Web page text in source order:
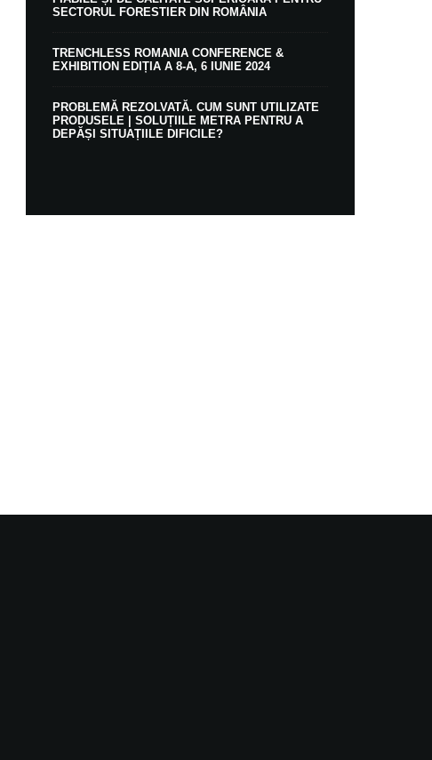
SECTORUL FORESTIER DIN ROMÂNIA
TRENCHLESS ROMANIA CONFERENCE &
EXHIBITION EDIȚIA A 8-A, 6 IUNIE 2024
PROBLEMĂ REZOLVATĂ. CUM SUNT UTILIZATE
PRODUSELE | SOLUȚIILE METRA PENTRU A
DEPĂȘI SITUAȚIILE DIFICILE?